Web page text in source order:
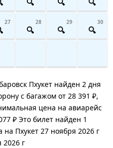
27 28 29 30
Пхукет найден 2 дня
с багажом от 28 391 ₽,
цена на авиарейс
₽ Это билет найден 1
Пхукет 27 ноября 2026 г
2026 г